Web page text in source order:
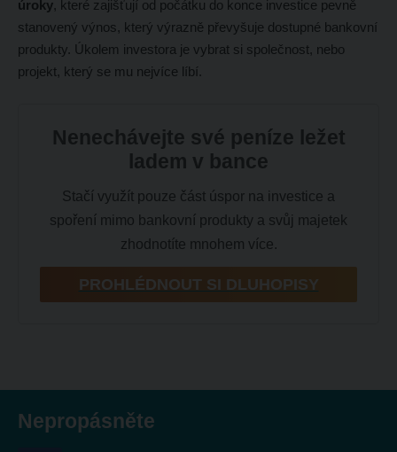
úroky, které zajišťují od počátku do konce investice pevně
stanovený výnos, který výrazně převyšuje dostupné bankovní
produkty. Úkolem investora je vybrat si společnost, nebo
projekt, který se mu nejvíce líbí.
Nenechávejte své peníze ležet
ladem v bance
Stačí využít pouze část úspor na investice a
spoření mimo bankovní produkty a svůj majetek
zhodnotíte mnohem více.
PROHLÉDNOUT SI DLUHOPISY
Nepropásněte